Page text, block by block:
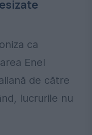
ca
Enel
de către
lucrurile nu